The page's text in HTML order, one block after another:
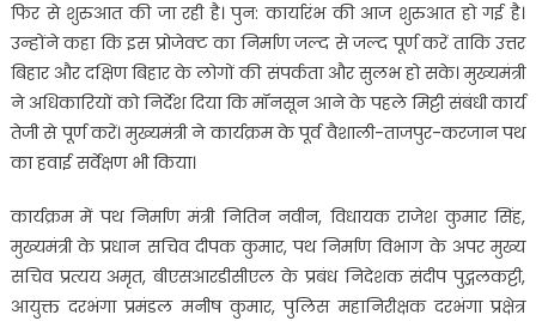
फिर से शुरुआत की जा रही है। पुन: कार्यारंभ की आज शुरुआत हो गई है।
उन्होंने कहा कि इस प्रोजेक्ट का निर्माण जल्द से जल्द पूर्ण करें ताकि उत्तर
बिहार और दक्षिण बिहार के लोगों की संपर्कता और सुलभ हो सके। मुख्यमंत्री
ने अधिकारियों को निर्देश दिया कि मॉनसून आने के पहले मिट्टी संबंधी कार्य
तेजी से पूर्ण करें। मुख्यमंत्री ने कार्यक्रम के पूर्व वैशाली-ताजपुर-करजान पथ
का हवाई सर्वेक्षण भी किया।
कार्यक्रम में पथ निर्माण मंत्री नितिन नवीन, विधायक राजेश कुमार सिंह,
मुख्यमंत्री के प्रधान सचिव दीपक कुमार, पथ निर्माण विभाग के अपर मुख्य
सचिव प्रत्यय अमृत, बीएसआरडीसीएल के प्रबंध निदेशक संदीप पुद्गलकट्टी,
आयुक्त दरभंगा प्रमंडल मनीष कुमार, पुलिस महानिरीक्षक दरभंगा प्रक्षेत्र